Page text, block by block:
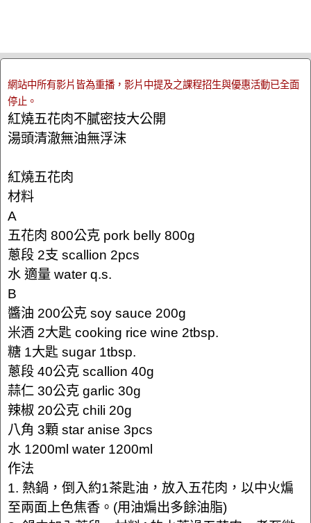
網站中所有影片皆為重播，影片中提及之課程招生與優惠活動已全面
停止。
紅燒五花肉不膩密技大公開
湯頭清澈無油無浮沫
紅燒五花肉
材料
A
五花肉 800公克 pork belly 800g
蔥段 2支 scallion 2pcs
水 適量 water q.s.
B
醬油 200公克 soy sauce 200g
米酒 2大匙 cooking rice wine 2tbsp.
糖 1大匙 sugar 1tbsp.
蔥段 40公克 scallion 40g
蒜仁 30公克 garlic 30g
辣椒 20公克 chili 20g
八角 3顆 star anise 3pcs
水 1200ml water 1200ml
作法
1. 熱鍋，倒入約1茶匙油，放入五花肉，以中火煸
至兩面上色焦香。(用油煸出多餘油脂)